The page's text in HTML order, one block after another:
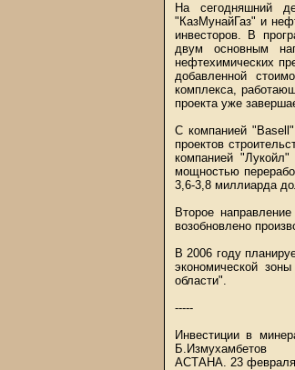
На сегодняшний
"КазМунайГаз" и
инвесторов. В
двум основным
нефтехимических
добавленной
комплекса,
проекта уже
С компанией
проектов
компанией "Лукойл"
мощностью
3,6-3,8 миллиарда
Второе
возобновлено
В 2006 году
экономической
области".
-----
Инвестиции в
Б.Измухамбетов
АСТАНА. 23